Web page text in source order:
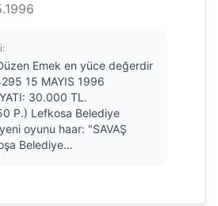
Emek en yüce değerdir
15 MAYIS 1996
30.000 TL.
P.) Lefkosa Belediye
oyunu haar: "SAVAŞ
Belediye...